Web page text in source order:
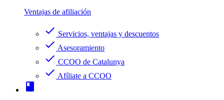
Ventajas de afiliación
check Servicios, ventajas y descuentos
check Asesoramiento
check CCOO de Catalunya
check Afíliate a CCOO
book